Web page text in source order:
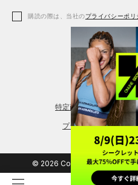
アクセサリー
レギンス＆タイツ
シューズ
購読の際は、当社のプライバシーポリ
特定商取引法に基づく通
プライバシーポリシー
© 2026 Copyright DOME